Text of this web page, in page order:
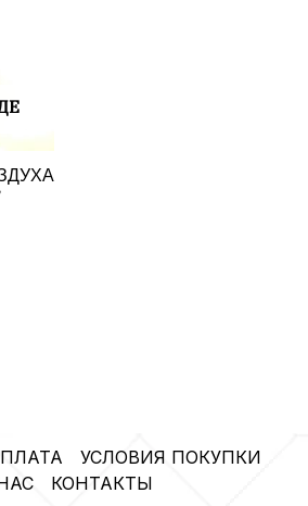
УСЛОВИЯ ПОКУПКИ
КОНТАКТЫ